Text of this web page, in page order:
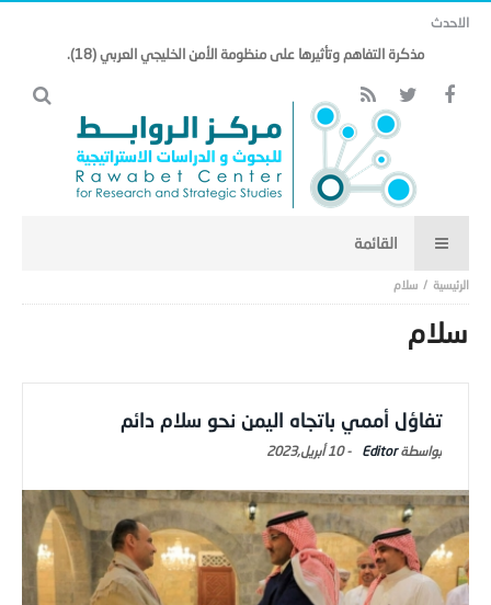
الاحدث
مذكرة التفاهم وتأثيرها على منظومة الأمن الخليجي العربي (18).
سلام
سلام
تفاؤل أممي باتجاه اليمن نحو سلام دائم
Editor
-10 أبريل,2023